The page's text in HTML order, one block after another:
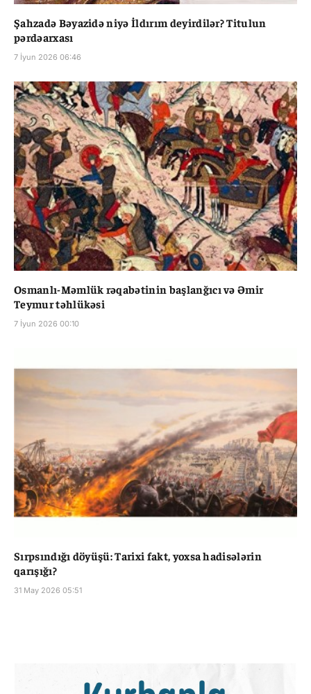
Şahzadə Bəyazidə niyə İldırım deyirdilər? Titulun
pərdəarxası
7 İyun 2026 06:46
Osmanlı-Məmlük rəqabətinin başlanğıcı və Əmir
Teymur təhlükəsi
7 İyun 2026 00:10
Sırpsındığı döyüşü: Tarixi fakt, yoxsa hadisələrin
qarışığı?
31 May 2026 05:51